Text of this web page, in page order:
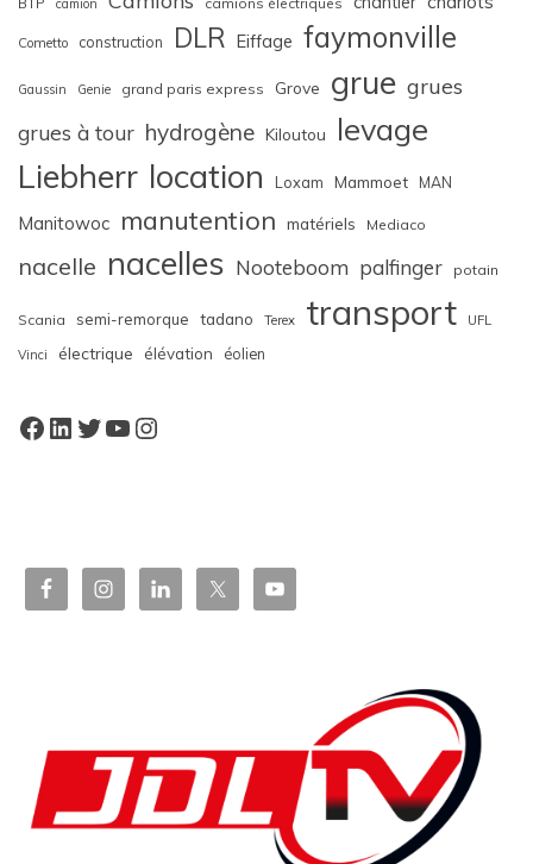
Cometto construction DLR Eiffage faymonville
Gaussin Genie grand paris express Grove grue grues
grues à tour hydrogène Kiloutou levage
Liebherr location Loxam Mammoet MAN
Manitowoc manutention matériels Mediaco
nacelle nacelles Nooteboom palfinger potain
Scania semi-remorque tadano Terex transport UFL
Vinci électrique élévation éolien
Facebook
LinkedIn
Twitter
YouTube
Instagram